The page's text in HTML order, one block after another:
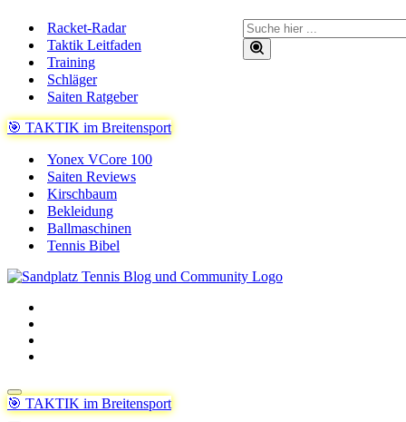
Suchen
nach …
Racket-Radar
Taktik Leitfaden
Training
Schläger
Saiten Ratgeber
🎯 TAKTIK im Breitensport
Yonex VCore 100
Saiten Reviews
Kirschbaum
Bekleidung
Ballmaschinen
Tennis Bibel
Navigationsmenü
🎯 TAKTIK im Breitensport